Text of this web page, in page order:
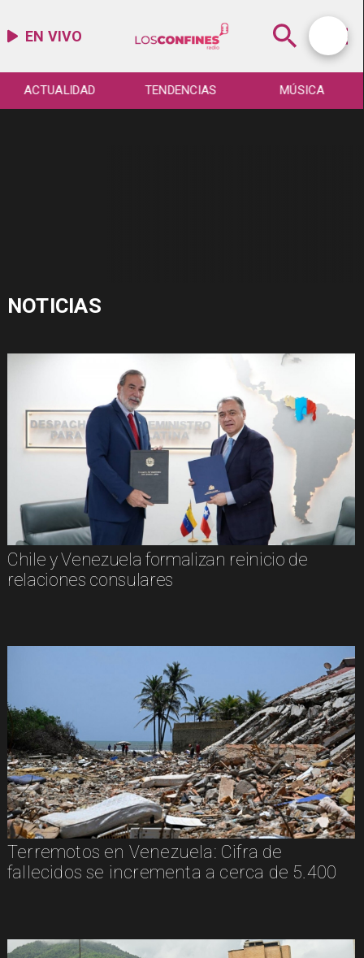
EN VIVO
ACTUALIDAD TENDENCIAS MÚSICA
NOTICIAS
Chile y Venezuela formalizan reinicio de
relaciones consulares
Terremotos en Venezuela: Cifra de
fallecidos se incrementa a cerca de 5.400